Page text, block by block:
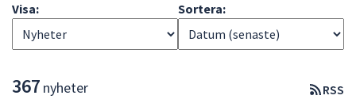
och
enter
Visa: Sortera:
L
367 nyheter
RSS